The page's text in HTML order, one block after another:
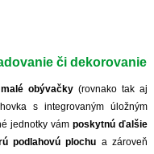
či dekorovanie
obývačky (rovnako tak aj
s integrovaným úložným
jednotky vám poskytnú ďalšie
podlahovú plochu a zároveň